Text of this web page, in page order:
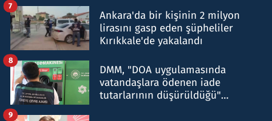
Ankara'da bir kişinin 2 milyon
lirasını gasp eden şüpheliler
Kırıkkale'de yakalandı
7
DMM, "DOA uygulamasında
vatandaşlara ödenen iade
tutarlarının düşürüldüğü"
8
9